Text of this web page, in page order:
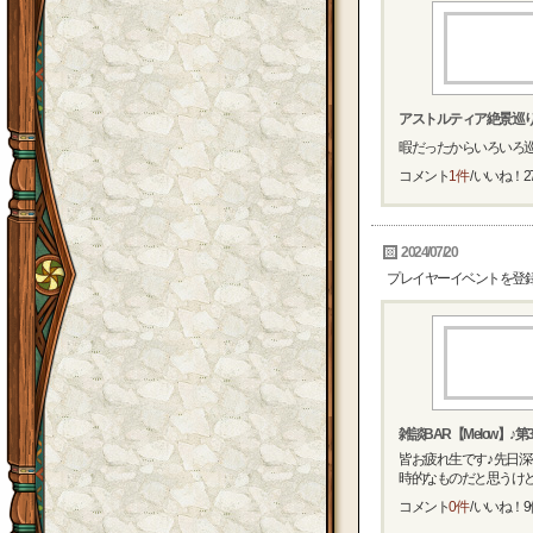
アストルティア絶景巡
暇だったからいろいろ
コメント1件/ いいね！
2024/07/20
プレイヤーイベントを登
雑談BAR【Melow】♪第
皆お疲れ生です♪ 先日
時的なものだと思うけ
コメント0件/ いいね！ 9